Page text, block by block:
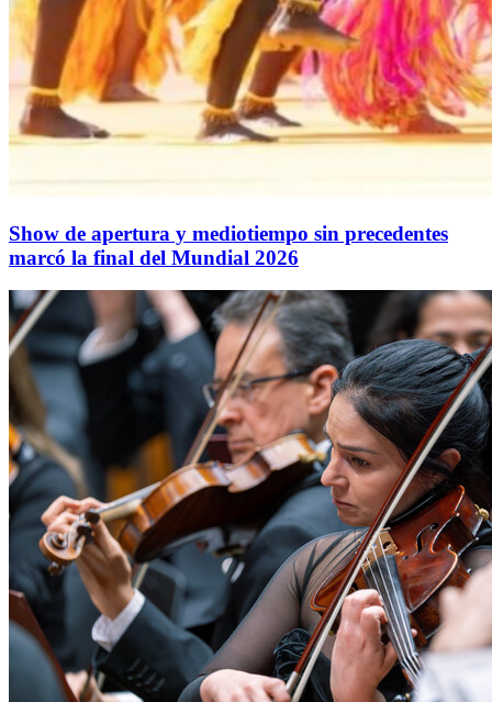
Show de apertura y mediotiempo sin precedentes
marcó la final del Mundial 2026